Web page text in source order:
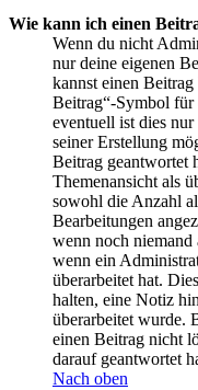
Wie kann ich einen
Wenn du nicht
nur deine eigenen
kannst einen
Beitrag“-Symbol für
eventuell ist dies
seiner Erstellung
Beitrag geantwortet
Themenansicht als
sowohl die Anzahl
Bearbeitungen
wenn noch niemand
wenn ein
überarbeitet hat.
halten, eine Notiz
überarbeitet wurde.
einen Beitrag nicht
darauf geantwortet
Nach oben